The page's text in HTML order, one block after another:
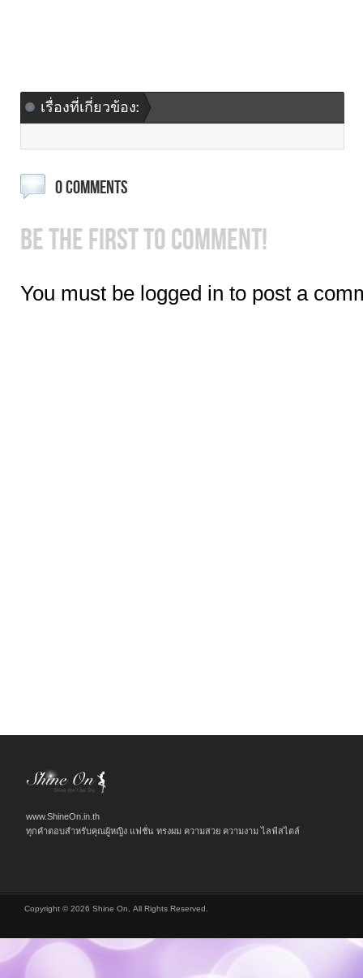
เรื่องที่เกี่ยวข้อง:
0 COMMENTS
BE THE FIRST TO COMMENT!
You must be logged in to post a
www.ShineOn.in.th
ทุกคำตอบสำหรับคุณผู้หญิง แฟชั่น ทรงผม ความสวย ความงาม ไลฟ์สไตล์
Copyright © 2026 Shine On, All Rights Reserved.